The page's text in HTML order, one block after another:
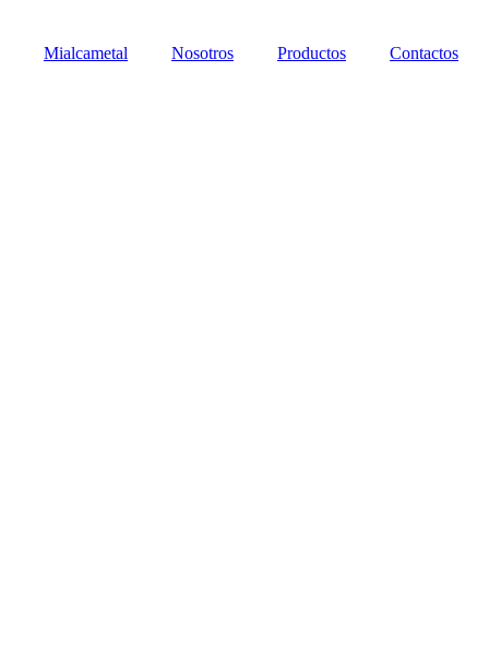
Mialcametal Nosotros Productos
Contactos